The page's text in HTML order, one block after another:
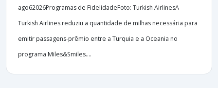
ago62026Programas de FidelidadeFoto: Turkish AirlinesA
Turkish Airlines reduziu a quantidade de milhas necessária para
emitir passagens-prêmio entre a Turquia e a Oceania no
programa Miles&Smiles....